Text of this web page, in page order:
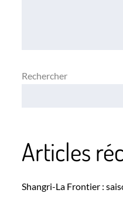
Rechercher
Articles
Shangri-La Frontier :